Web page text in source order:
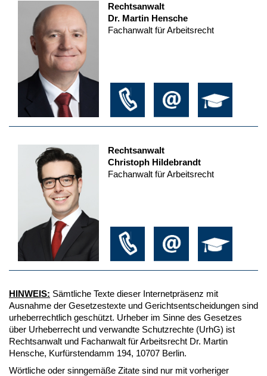
Rechtsanwalt
Dr. Martin Hensche
Fachanwalt für Arbeitsrecht
Rechtsanwalt
Christoph Hildebrandt
Fachanwalt für Arbeitsrecht
HINWEIS: Sämtliche Texte dieser Internetpräsenz mit
Ausnahme der Gesetzestexte und Gerichtsentscheidungen sind
urheberrechtlich geschützt. Urheber im Sinne des Gesetzes
über Urheberrecht und verwandte Schutzrechte (UrhG) ist
Rechtsanwalt und Fachanwalt für Arbeitsrecht Dr. Martin
Hensche, Kurfürstendamm 194, 10707 Berlin.
Wörtliche oder sinngemäße Zitate sind nur mit vorheriger